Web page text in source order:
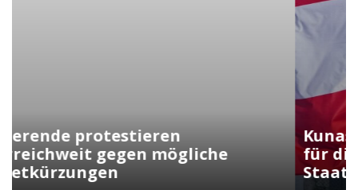
Kunasek fordert strengere Regeln
für die Verleihung der
Staatsbürgerschaft